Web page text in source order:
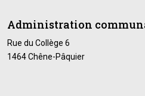
Administration
Rue du Collège 6
1464 Chêne-Pâquier